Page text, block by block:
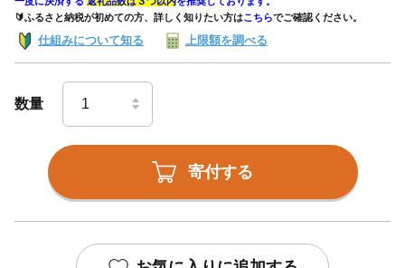
🔰ふるさと納税が初めての方、詳しく知りたい方はこちらでご確認ください。
仕組みについて知る 上限額を調べる
数量
寄付する